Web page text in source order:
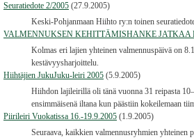
Seuratiedote 2/2005 (27.9.2005)
Keski-Pohjanmaan Hiihto ry:n toinen
VALMENNUKSEN KEHITTÄMISHANKE JATKAA
Kolmas eri lajien yhteinen valmennuspäivä on
kestävyysharjoittelu.
Hiihtäjien JukuJuku-leiri 2005 (5.9.2005)
Hiihdon lajileirillä oli tänä vuonna 31 reipasta
ensimmäisenä iltana kun päästiin kokeilemaan
Piirileiri Vuokatissa 16.-19.9.2005 (1.9.2005)
Seuraava, kaikkien valmennusryhmien yhteinen